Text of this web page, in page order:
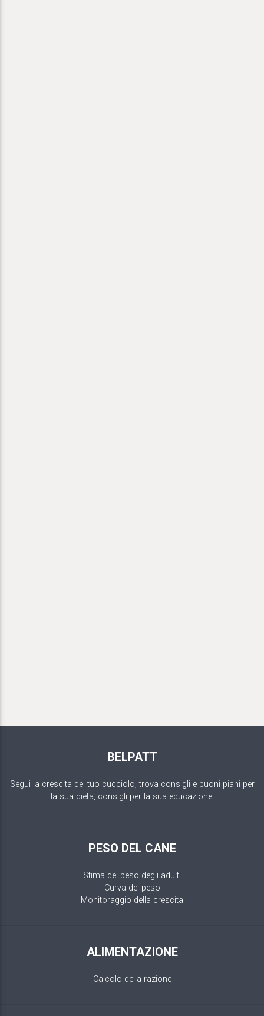
BELPATT
Segui la crescita del tuo cucciolo, trova consigli e buoni piani per
la sua dieta, consigli per la sua educazione.
PESO DEL CANE
Stima del peso degli adulti
Curva del peso
Monitoraggio della crescita
ALIMENTAZIONE
Calcolo della razione